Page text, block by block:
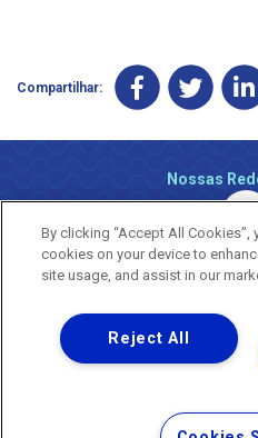
Compartilhar:
Nossas
Uma empresa
Copyright ®
Nossa natureza
Termos Gerais de Uso
By clicking “Accept All
cookies on your device to
site usage, and assist in our
Reject All